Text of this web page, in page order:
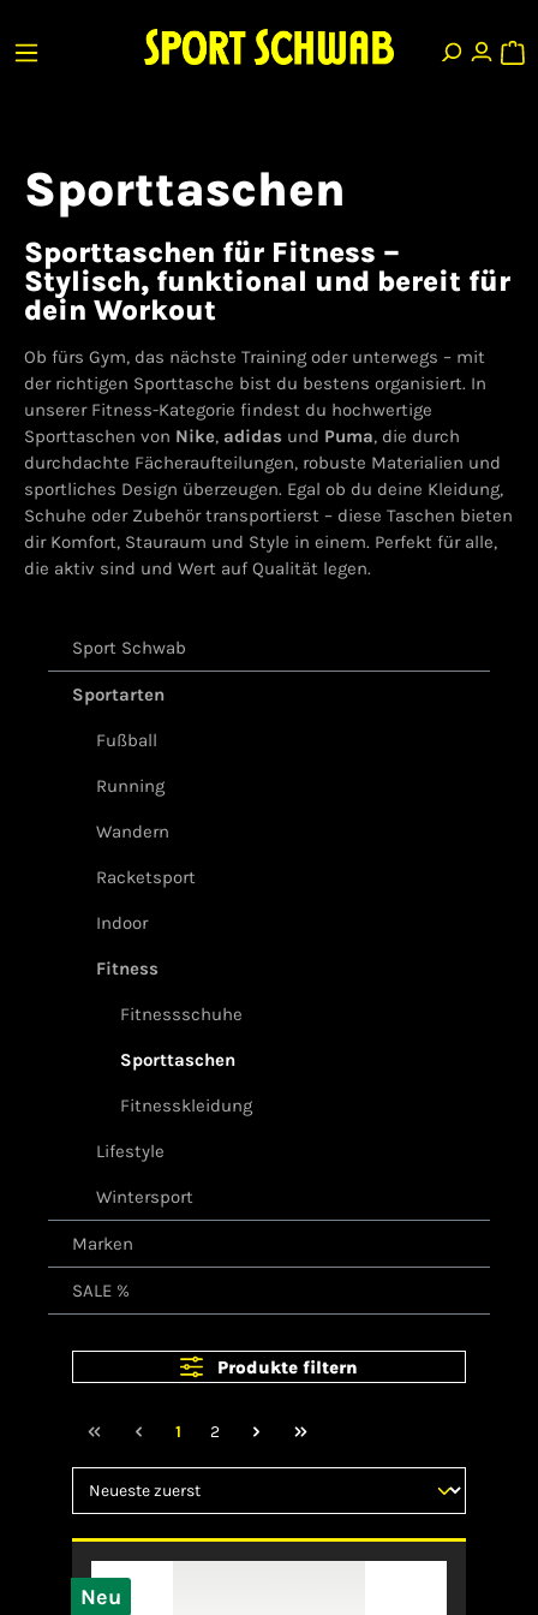
Sporttaschen
Sporttaschen für Fitness –
Stylisch, funktional und bereit für
dein Workout
Ob fürs Gym, das nächste Training oder unterwegs – mit
der richtigen Sporttasche bist du bestens organisiert. In
unserer Fitness-Kategorie findest du hochwertige
Sporttaschen von Nike, adidas und Puma, die durch
durchdachte Fächeraufteilungen, robuste Materialien und
sportliches Design überzeugen. Egal ob du deine Kleidung,
Schuhe oder Zubehör transportierst – diese Taschen bieten
dir Komfort, Stauraum und Style in einem. Perfekt für alle,
die aktiv sind und Wert auf Qualität legen.
Sport Schwab
Sportarten
Fußball
Running
Wandern
Racketsport
Indoor
Fitness
Fitnessschuhe
Sporttaschen
Fitnesskleidung
Lifestyle
Wintersport
Marken
SALE %
Produkte filtern
1 2
Neu